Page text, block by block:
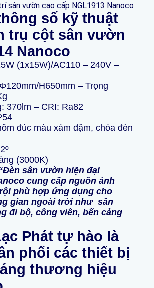
sân vườn cao cấp NGL1913 Nanoco
số kỹ thuật
trụ cột sân vườn
Nanoco
(1x15W)/AC110 – 240V –
H650mm – Trọng
370lm – CRI: Ra82
đúc màu xám đậm, chóa đèn
(3000K)
sân vườn hiện đại
cung cấp nguồn ánh
phù hợp ứng dụng cho
gian ngoài trời như sân
đi bộ, công viên, bến cảng
Phát tự hào là
phối các thiết bị
thương hiệu